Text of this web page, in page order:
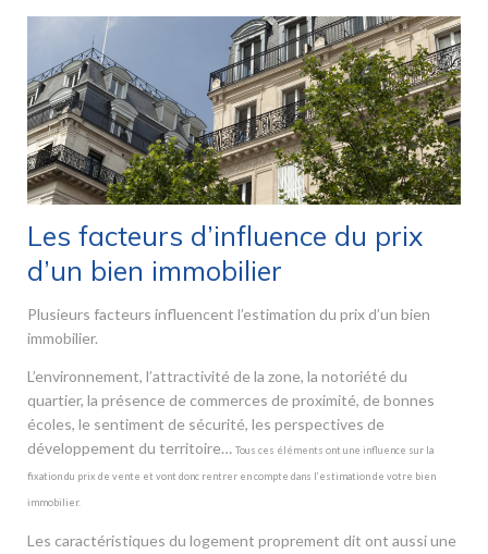
Les facteurs d’influence du prix
d’un bien immobilier
Plusieurs facteurs influencent l’estimation du prix d’un bien
immobilier.
L’environnement, l’attractivité de la zone, la notoriété du
quartier, la présence de commerces de proximité, de bonnes
écoles, le sentiment de sécurité, les perspectives de
développement du territoire… Tous ces éléments ont une influence sur la
fixation du prix de vente et vont donc rentrer en compte dans l’estimation de votre bien
immobilier.
Les caractéristiques du logement proprement dit ont aussi une